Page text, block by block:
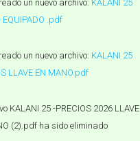
un nuevo archivo: KALANI 25
EQUIPADO .pdf
un nuevo archivo: KALANI 25
LLAVE EN MANO.pdf
KALANI 25 -PRECIOS 2026 LLAVE
(2).pdf ha sido eliminado